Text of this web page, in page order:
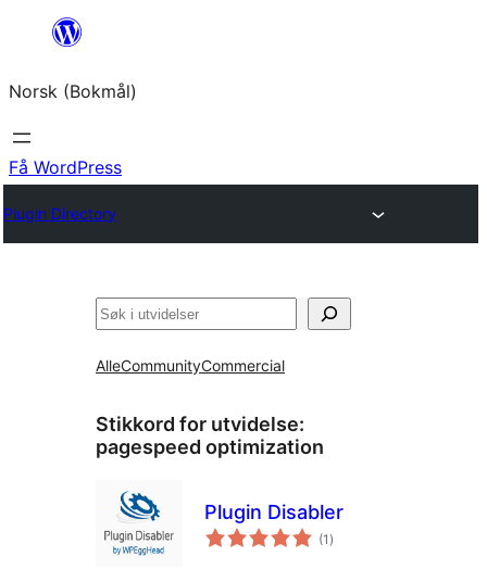
Hopp
innhold
Norsk (Bokmål)
Få WordPress
Plugin Directory
Søk
AlleCommunityCommercial
Stikkord for utvidelse:
pagespeed optimization
Plugin Disabler
(1 totale
vurderinger
)